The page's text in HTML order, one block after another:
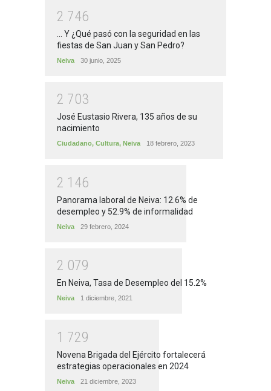
2 746
... Y ¿Qué pasó con la seguridad en las
fiestas de San Juan y San Pedro?
Neiva 30 junio, 2025
2 703
José Eustasio Rivera, 135 años de su
nacimiento
Ciudadano, Cultura, Neiva 18 febrero, 2023
2 1 46
Panorama laboral de Neiva: 12.6% de
desempleo y 52.9% de informalidad
Neiva 29 febrero, 2024
2 079
En Neiva, Tasa de Desempleo del 15.2%
Neiva 1 diciembre, 2021
1 729
Novena Brigada del Ejército fortalecerá
estrategias operacionales en 2024
Neiva 21 diciembre, 2023